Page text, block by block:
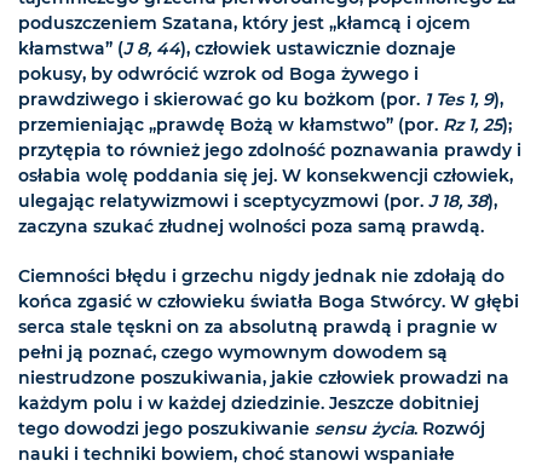
poduszczeniem Szatana, który jest „kłamcą i ojcem
kłamstwa” (J 8, 44), człowiek ustawicznie doznaje
pokusy, by odwrócić wzrok od Boga żywego i
prawdziwego i skierować go ku bożkom (por. 1 Tes 1, 9),
przemieniając „prawdę Bożą w kłamstwo” (por. Rz 1, 25);
przytępia to również jego zdolność poznawania prawdy i
osłabia wolę poddania się jej. W konsekwencji człowiek,
ulegając relatywizmowi i sceptycyzmowi (por. J 18, 38),
zaczyna szukać złudnej wolności poza samą prawdą.
Ciemności błędu i grzechu nigdy jednak nie zdołają do
końca zgasić w człowieku światła Boga Stwórcy. W głębi
serca stale tęskni on za absolutną prawdą i pragnie w
pełni ją poznać, czego wymownym dowodem są
niestrudzone poszukiwania, jakie człowiek prowadzi na
każdym polu i w każdej dziedzinie. Jeszcze dobitniej
tego dowodzi jego poszukiwanie sensu życia. Rozwój
nauki i techniki bowiem, choć stanowi wspaniałe